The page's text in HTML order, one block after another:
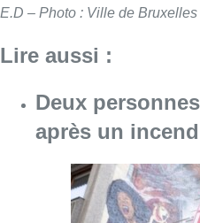
E.D – Photo : Ville de Bruxelles
Lire aussi :
Deux
après un